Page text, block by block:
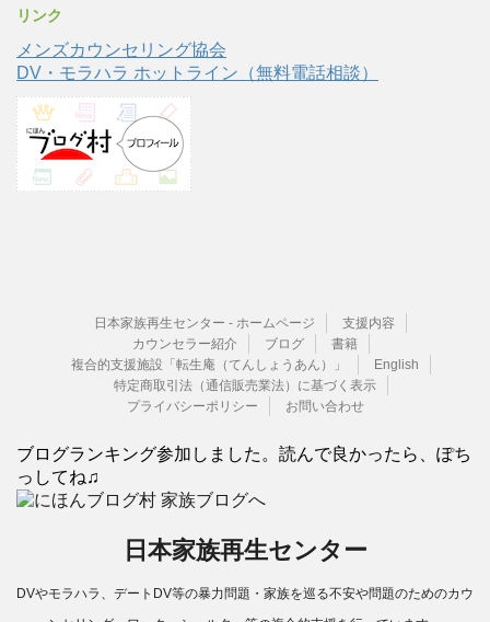
リンク
メンズカウンセリング協会
DV・モラハラ ホットライン（無料電話相談）
日本家族再生センター - ホームページ
支援内容
カウンセラー紹介
ブログ
書籍
複合的支援施設「転生庵（てんしょうあん）」
English
特定商取引法（通信販売業法）に基づく表示
プライバシーポリシー
お問い合わせ
ブログランキング参加しました。読んで良かったら、ぽち
っしてね♫
日本家族再生センター
DVやモラハラ、デートDV等の暴力問題・家族を巡る不安や問題のためのカウ